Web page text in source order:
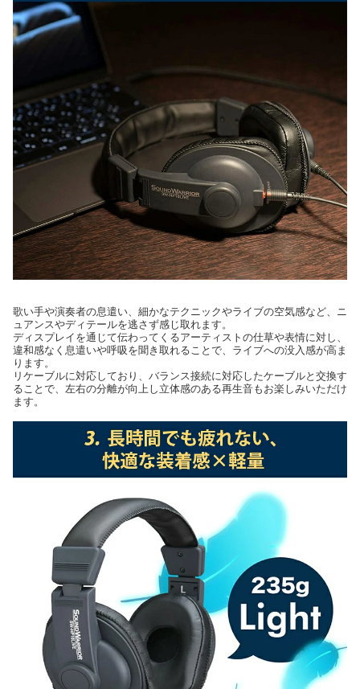
歌い手や演奏者の息遣い、細かなテクニックやライブの空気感など、ニ
ュアンスやディテールを逃さず感じ取れます。
ディスプレイを通じて伝わってくるアーティストの仕草や表情に対し、
違和感なく息遣いや呼吸を聞き取れることで、ライブへの没入感が高ま
ります。
リケーブルに対応しており、バランス接続に対応したケーブルと交換す
ることで、左右の分離が向上し立体感のある再生音もお楽しみいただけ
ます。